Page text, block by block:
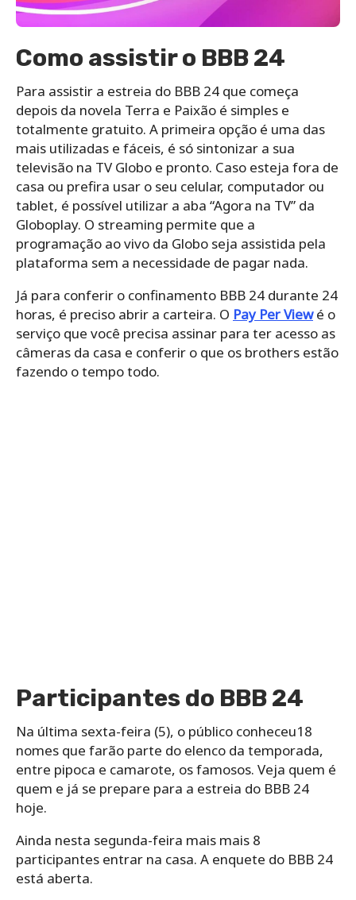
Como assistir o BBB 24
Para assistir a estreia do BBB 24 que começa
depois da novela Terra e Paixão é simples e
totalmente gratuito. A primeira opção é uma das
mais utilizadas e fáceis, é só sintonizar a sua
televisão na TV Globo e pronto. Caso esteja fora de
casa ou prefira usar o seu celular, computador ou
tablet, é possível utilizar a aba “Agora na TV” da
Globoplay. O streaming permite que a
programação ao vivo da Globo seja assistida pela
plataforma sem a necessidade de pagar nada.
Já para conferir o confinamento BBB 24 durante 24
horas, é preciso abrir a carteira. O Pay Per Viewé o
serviço que você precisa assinar para ter acesso as
câmeras da casa e conferir o que os brothers estão
fazendo o tempo todo.
Participantes do BBB 24
Na última sexta-feira (5), o público conheceu18
nomes que farão parte do elenco da temporada,
entre pipoca e camarote, os famosos. Veja quem é
quem e já se prepare para a estreia do BBB 24
hoje.
Ainda nesta segunda-feira mais mais 8
participantes entrar na casa. A enquete do BBB 24
está aberta.